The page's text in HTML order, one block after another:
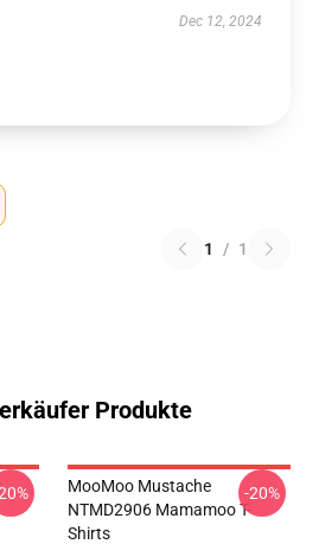
Dec 12, 2024
1 / 1
Produkte
MooMoo Mustache
NTMD2906 Mamamoo T-
Shirts
-20%